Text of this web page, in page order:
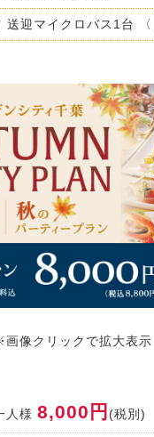
送迎マイクロバス1台
画像クリックで拡大表示
人様 8,000円 (税別)